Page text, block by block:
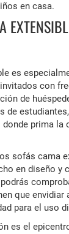
en casa.
es
con
de
de
prima la
sofás cama
en diseño y
podrás
que envidiar
para el uso
es el